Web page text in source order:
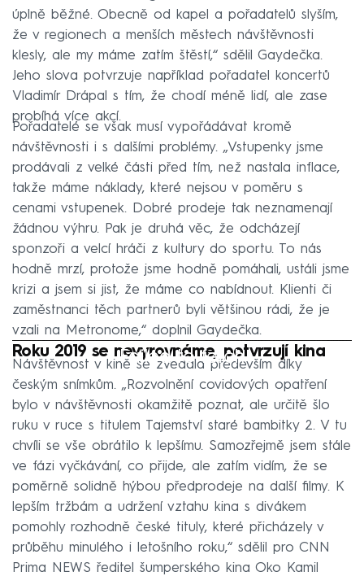
úplně běžné. Obecně od kapel a pořadatelů slyším,
že v regionech a menších městech návštěvnosti
klesly, ale my máme zatím štěstí,“ sdělil Gaydečka.
Jeho slova potvrzuje například pořadatel koncertů
Vladimír Drápal s tím, že chodí méně lidí, ale zase
probíhá více akcí.
Pořadatelé se však musí vypořádávat kromě
návštěvnosti i s dalšími problémy. „Vstupenky jsme
prodávali z velké části před tím, než nastala inflace,
takže máme náklady, které nejsou v poměru s
cenami vstupenek. Dobré prodeje tak neznamenají
žádnou výhru. Pak je druhá věc, že odcházejí
sponzoři a velcí hráči z kultury do sportu. To nás
hodně mrzí, protože jsme hodně pomáhali, ustáli jsme
krizi a jsem si jist, že máme co nabídnout. Klienti či
zaměstnanci těch partnerů byli většinou rádi, že je
vzali na Metronome,“ doplnil Gaydečka.
Failed to fetch
Roku 2019 se nevyrovnáme, potvrzují kina
Návštěvnost v kině se zvedala především díky
českým snímkům. „Rozvolnění covidových opatření
bylo v návštěvnosti okamžitě poznat, ale určitě šlo
ruku v ruce s titulem Tajemství staré bambitky 2. V tu
chvíli se vše obrátilo k lepšímu. Samozřejmě jsem stále
ve fázi vyčkávání, co přijde, ale zatím vidím, že se
poměrně solidně hýbou předprodeje na další filmy. K
lepším tržbám a udržení vztahu kina s divákem
pomohly rozhodně české tituly, které přicházely v
průběhu minulého i letošního roku,“ sdělil pro CNN
Prima NEWS ředitel šumperského kina Oko Kamil